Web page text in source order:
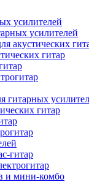
усилителей
усилителей
акустических
гитар
гитарных
гитар
гитар
и мини-комбо